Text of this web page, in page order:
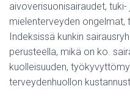
aivoverisuonisairaudet, tuki-
mielenterveyden ongelmat,
Indeksissä kunkin
perusteella, mikä on ko.
kuolleisuuden,
terveydenhuollon